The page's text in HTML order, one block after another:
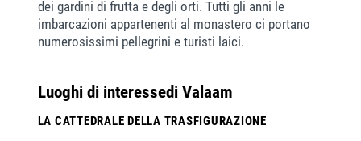
dei gardini di frutta e degli orti. Tutti gli anni le
imbarcazioni appartenenti al monastero ci portano
numerosissimi pellegrini e turisti laici.
Luoghi di interessedi Valaam
LA CATTEDRALE DELLA TRASFIGURAZIONE